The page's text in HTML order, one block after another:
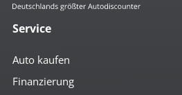
Service
Auto kaufen
Finanzierung